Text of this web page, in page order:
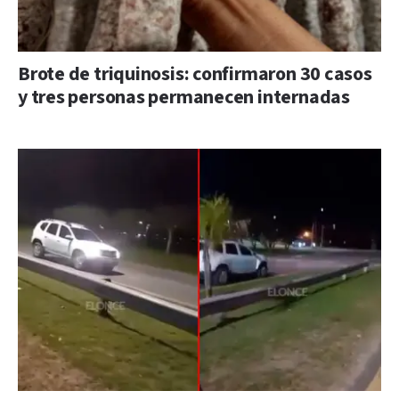
Brote de triquinosis: confirmaron 30 casos
y tres personas permanecen internadas